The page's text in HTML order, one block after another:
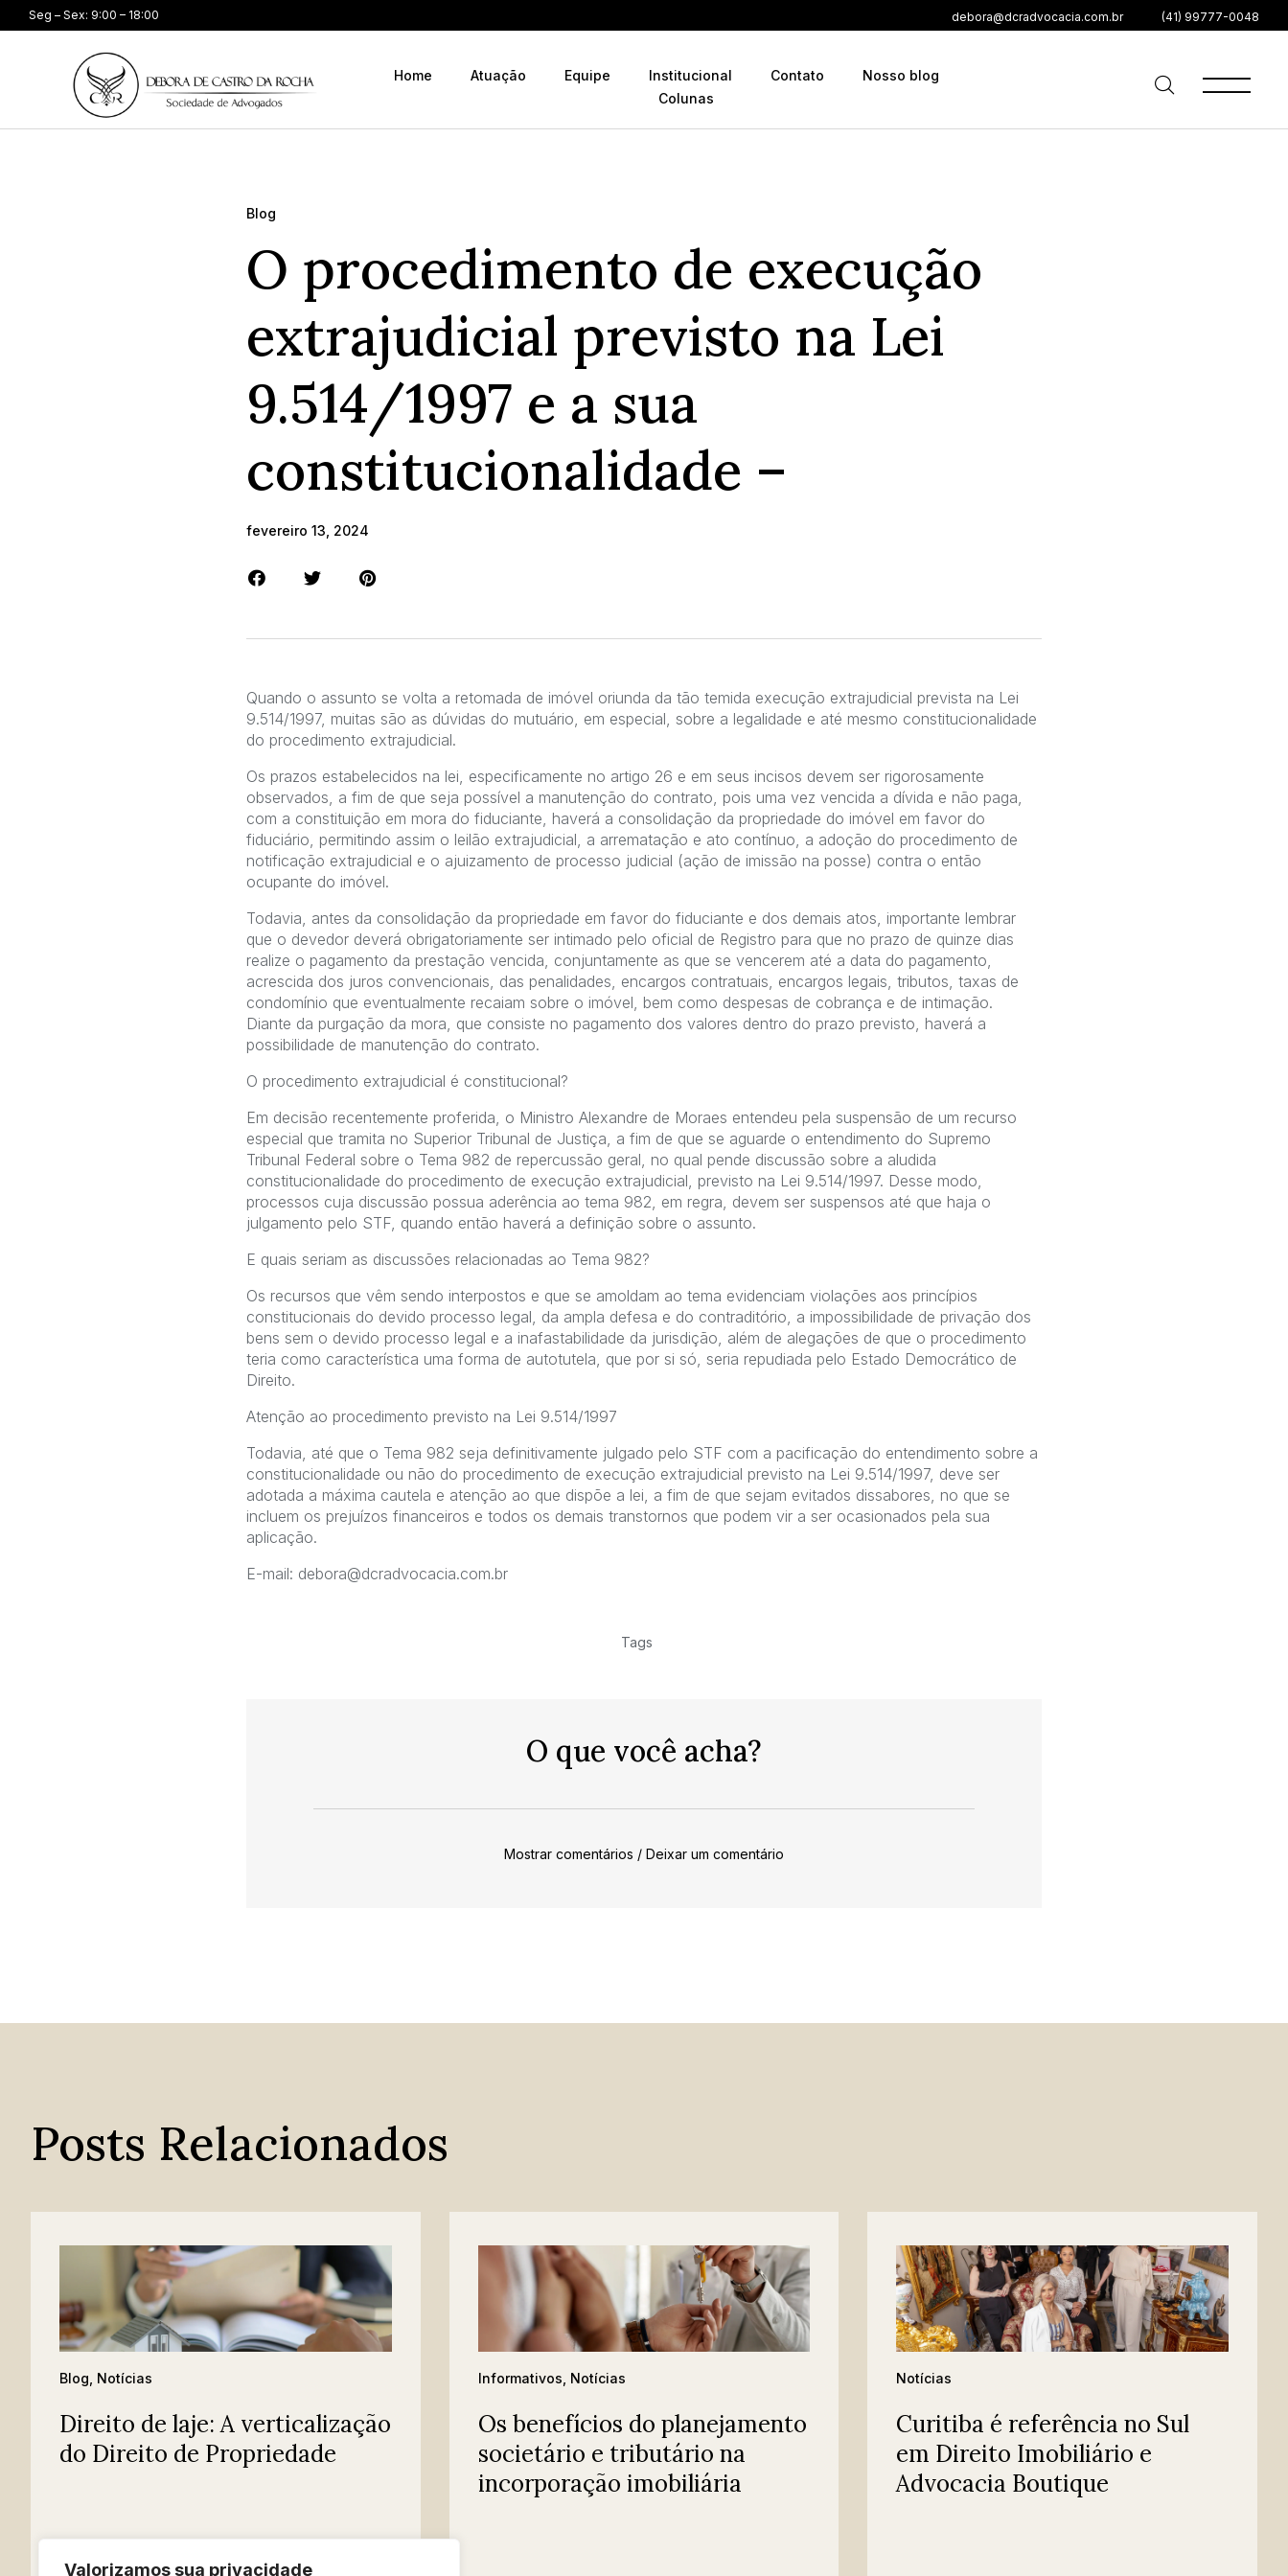
Valorizamos sua privacidade
Seg – Sex: 9:00 – 18:00 debora@dcradvocacia.com.br (41) 99777-0048
Home Atuação Equipe Institucional Contato
Nosso blog
Colunas
Blog
O procedimento de execução
extrajudicial previsto na Lei
9.514/1997 e a sua
constitucionalidade –
fevereiro 13, 2024
Quando o assunto se volta a retomada de imóvel oriunda da tão temida execução extrajudicial prevista na Lei
9.514/1997, muitas são as dúvidas do mutuário, em especial, sobre a legalidade e até mesmo constitucionalidade
do procedimento extrajudicial.
Os prazos estabelecidos na lei, especificamente no artigo 26 e em seus incisos devem ser rigorosamente
observados, a fim de que seja possível a manutenção do contrato, pois uma vez vencida a dívida e não paga,
com a constituição em mora do fiduciante, haverá a consolidação da propriedade do imóvel em favor do
fiduciário, permitindo assim o leilão extrajudicial, a arrematação e ato contínuo, a adoção do procedimento de
notificação extrajudicial e o ajuizamento de processo judicial (ação de imissão na posse) contra o então
ocupante do imóvel.
Todavia, antes da consolidação da propriedade em favor do fiduciante e dos demais atos, importante lembrar
que o devedor deverá obrigatoriamente ser intimado pelo oficial de Registro para que no prazo de quinze dias
realize o pagamento da prestação vencida, conjuntamente as que se vencerem até a data do pagamento,
acrescida dos juros convencionais, das penalidades, encargos contratuais, encargos legais, tributos, taxas de
condomínio que eventualmente recaiam sobre o imóvel, bem como despesas de cobrança e de intimação.
Diante da purgação da mora, que consiste no pagamento dos valores dentro do prazo previsto, haverá a
possibilidade de manutenção do contrato.
O procedimento extrajudicial é constitucional?
Em decisão recentemente proferida, o Ministro Alexandre de Moraes entendeu pela suspensão de um recurso
especial que tramita no Superior Tribunal de Justiça, a fim de que se aguarde o entendimento do Supremo
Tribunal Federal sobre o Tema 982 de repercussão geral, no qual pende discussão sobre a aludida
constitucionalidade do procedimento de execução extrajudicial, previsto na Lei 9.514/1997. Desse modo,
processos cuja discussão possua aderência ao tema 982, em regra, devem ser suspensos até que haja o
julgamento pelo STF, quando então haverá a definição sobre o assunto.
E quais seriam as discussões relacionadas ao Tema 982?
Os recursos que vêm sendo interpostos e que se amoldam ao tema evidenciam violações aos princípios
constitucionais do devido processo legal, da ampla defesa e do contraditório, a impossibilidade de privação dos
bens sem o devido processo legal e a inafastabilidade da jurisdição, além de alegações de que o procedimento
teria como característica uma forma de autotutela, que por si só, seria repudiada pelo Estado Democrático de
Direito.
Atenção ao procedimento previsto na Lei 9.514/1997
Todavia, até que o Tema 982 seja definitivamente julgado pelo STF com a pacificação do entendimento sobre a
constitucionalidade ou não do procedimento de execução extrajudicial previsto na Lei 9.514/1997, deve ser
adotada a máxima cautela e atenção ao que dispõe a lei, a fim de que sejam evitados dissabores, no que se
incluem os prejuízos financeiros e todos os demais transtornos que podem vir a ser ocasionados pela sua
aplicação.
E-mail: debora@dcradvocacia.com.br
Tags
O que você acha?
Mostrar comentários / Deixar um comentário
Posts Relacionados
Blog Notícias
Direito de laje: A verticalização
do Direito de Propriedade
Informativos Notícias
Os benefícios do planejamento
societário e tributário na
incorporação imobiliária
Notícias
Curitiba é referência no Sul
em Direito Imobiliário e
Advocacia Boutique